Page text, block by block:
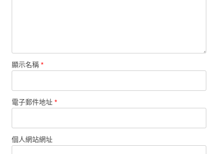
顯示名稱 *
電子郵件地址 *
個人網站網址